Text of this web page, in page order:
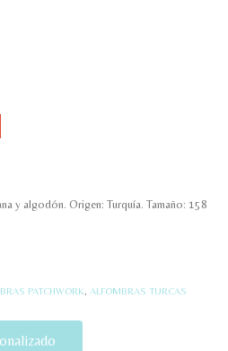
y algodón. Origen: Turquía. Tamaño: 158
PATCHWORK ALFOMBRAS TURCAS